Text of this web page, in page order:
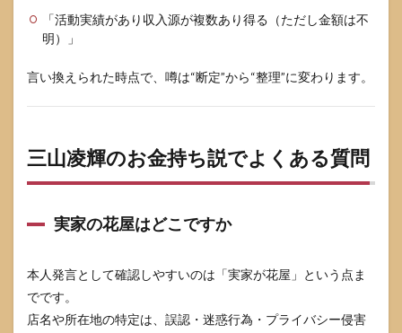
「活動実績があり収入源が複数あり得る（ただし金額は不
明）」
言い換えられた時点で、噂は“断定”から“整理”に変わります。
三山凌輝のお金持ち説でよくある質問
実家の花屋はどこですか
本人発言として確認しやすいのは「実家が花屋」という点ま
でです。
店名や所在地の特定は、誤認・迷惑行為・プライバシー侵害